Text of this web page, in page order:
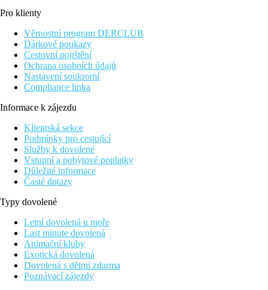
Pro klienty
Věrnostní program DERCLUB
Dárkové poukazy
Cestovní pojištění
Ochrana osobních údajů
Nastavení soukromí
Compliance linka
Informace k zájezdu
Klientská sekce
Podmínky pro cestující
Služby k dovolené
Vstupní a pobytové poplatky
Důležité informace
Časté dotazy
Typy dovolené
Letní dovolená u moře
Last minute dovolená
Animační kluby
Exotická dovolená
Dovolená s dětmi zdarma
Poznávací zájezdy